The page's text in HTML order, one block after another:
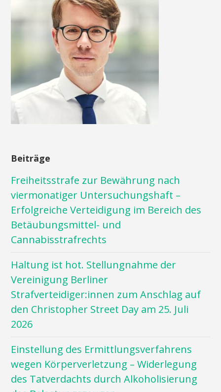
Beiträge
Freiheitsstrafe zur Bewährung nach
viermonatiger Untersuchungshaft –
Erfolgreiche Verteidigung im Bereich des
Betäubungsmittel- und
Cannabisstrafrechts
Haltung ist hot. Stellungnahme der
Vereinigung Berliner
Strafverteidiger:innen zum Anschlag auf
den Christopher Street Day am 25. Juli
2026
Einstellung des Ermittlungsverfahrens
wegen Körperverletzung – Widerlegung
des Tatverdachts durch Alkoholisierung